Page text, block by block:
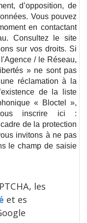
d’opposition, de
Vous pouvez
en contactant
Consultez le site
sur vos droits. Si
/ le Réseau,
» ne sont pas
réclamation à la
de la liste
« Bloctel »,
inscrire ici :
de la protection
invitons à ne pas
le champ de saisie
les
et es